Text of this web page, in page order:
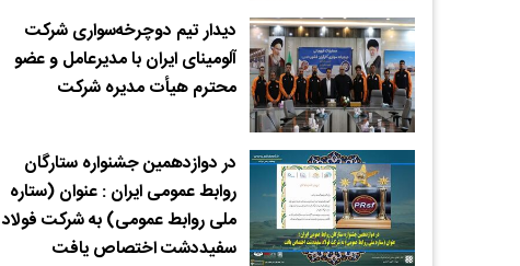
دیدار تیم دوچرخه‌سواری شرکت
آلومینای ایران با مدیرعامل و عضو
محترم هیأت مدیره شرکت
در دوازدهمین جشنواره ستارگان
روابط عمومی ایران : عنوان (ستاره
ملی روابط عمومی) به شرکت فولاد
سفیددشت اختصاص یافت